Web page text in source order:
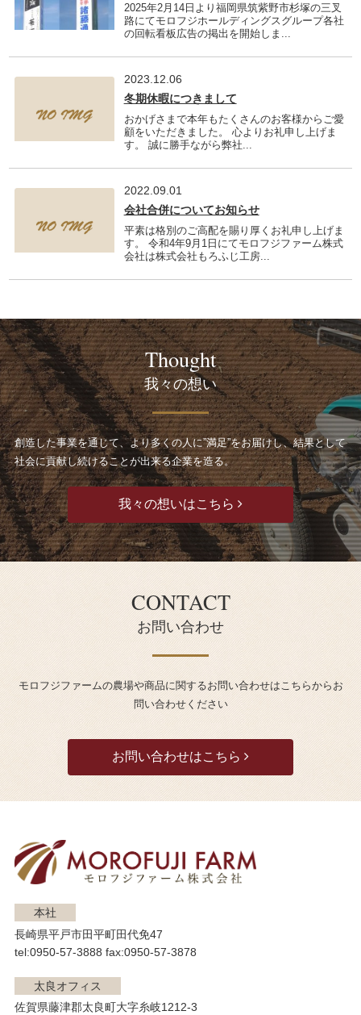
2025年2月14日より福岡県筑紫野市杉塚の三叉
路にてモロフジホールディングスグループ各社
の回転看板広告の掲出を開始しま...
2023.12.06
冬期休暇につきまして
おかげさまで本年もたくさんのお客様からご愛
顧をいただきました。 心よりお礼申し上げま
す。 誠に勝手ながら弊社...
2022.09.01
会社合併についてお知らせ
平素は格別のご高配を賜り厚くお礼申し上げま
す。 令和4年9月1日にてモロフジファーム株式
会社は株式会社もろふじ工房...
Thought
我々の想い
創造した事業を通じて、より多くの人に”満足”をお届けし、結果として
社会に貢献し続けることが出来る企業を造る。
我々の想いはこちら
CONTACT
お問い合わせ
モロフジファームの農場や商品に関するお問い合わせはこちらからお
問い合わせください
お問い合わせはこちら
本社
長崎県平戸市田平町田代免47
tel:0950-57-3888 fax:0950-57-3878
太良オフィス
佐賀県藤津郡太良町大字糸岐1212-3